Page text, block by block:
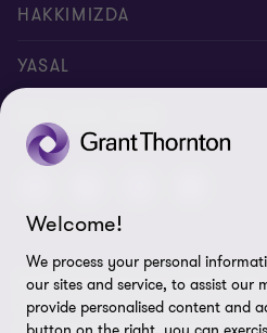
Yöneticilerimiz
Bizimle İletişime Geçin
HAKKIMIZDA
Hakkımızda
YASAL
Kişisel Verilerin Korunması Kanunu
Site Haritası
Çerez Tercihleri
BIZI TAKIP EDIN
© 2026 Grant Thornton Türkiye.
Thornton", Grant Thornton üye
Welcome!
We process your personal
our sites and service, to assist our
provide personalised content and